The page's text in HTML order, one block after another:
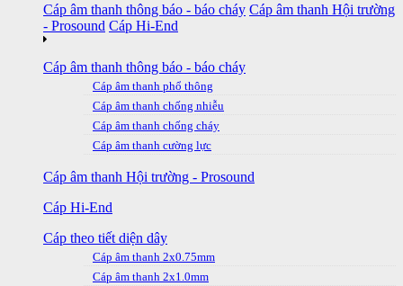
Cáp âm thanh thông báo - báo cháy Cáp âm thanh Hội trường
- Prosound Cáp Hi-End
Cáp âm thanh thông báo - báo cháy
Cáp âm thanh phổ thông
Cáp âm thanh chống nhiễu
Cáp âm thanh chống cháy
Cáp âm thanh cường lực
Cáp âm thanh Hội trường - Prosound
Cáp Hi-End
Cáp theo tiết diện dây
Cáp âm thanh 2x0.75mm
Cáp âm thanh 2x1.0mm